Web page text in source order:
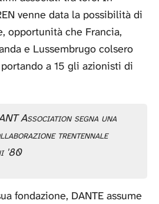
venne data la possibilità di
opportunità che Francia,
e Lussembrugo colsero
a 15 gli azionisti di
Association segna una
trentennale
'80
fondazione, DANTE assume